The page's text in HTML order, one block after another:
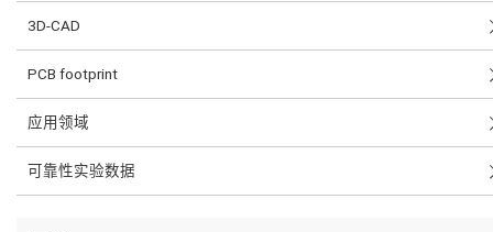
3D-CAD
PCB footprint
应用领域
可靠性实验数据